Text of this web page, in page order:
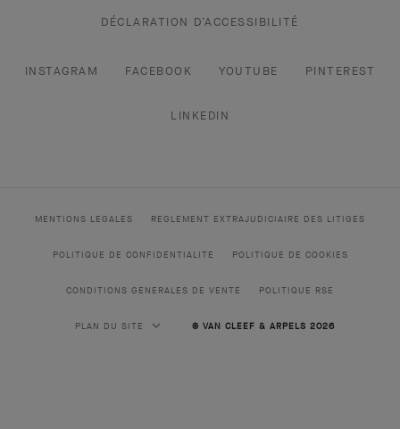
DÉCLARATION D’ACCESSIBILITÉ
INSTAGRAM FACEBOOK YOUTUBE PINTEREST
LINKEDIN
MENTIONS LEGALES REGLEMENT EXTRAJUDICIAIRE DES LITIGES
POLITIQUE DE CONFIDENTIALITE POLITIQUE DE COOKIES
CONDITIONS GENERALES DE VENTE POLITIQUE RSE
PLAN DU SITE © VAN CLEEF & ARPELS 2026